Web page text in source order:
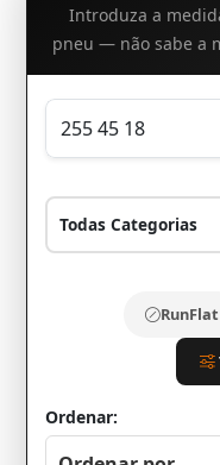
Introduza a
pneu — não sabe a
RunFlat
Ordenar: